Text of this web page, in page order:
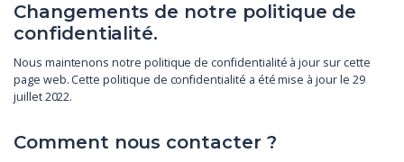
Changements de notre politique de
confidentialité.
Nous maintenons notre politique de confidentialité à jour sur cette
page web. Cette politique de confidentialité a été mise à jour le 29
juillet 2022.
Comment nous contacter ?